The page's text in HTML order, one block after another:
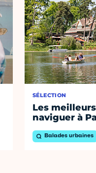
SÉLECTION
Les
naviguer à
Balades urbaines